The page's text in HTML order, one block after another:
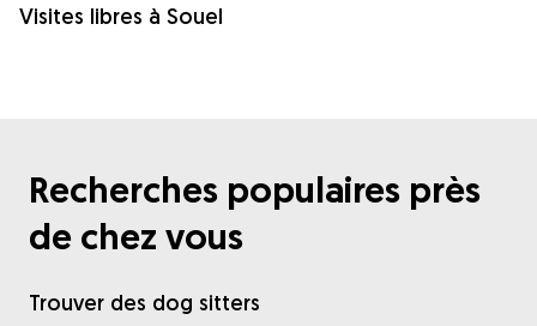
Visites libres à Souel
Recherches populaires près
de chez vous
Trouver des dog sitters